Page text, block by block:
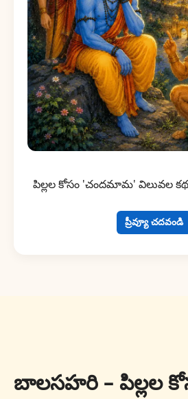
పిల్లల కోసం 'చందమామ' విలువల
ప్రీవ్యూ చదవండి
బాలసహరి – పిల్లల